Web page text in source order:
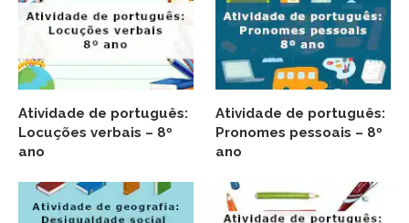
Atividade de português:
Locuções verbais – 8º
ano
Atividade de português:
Pronomes pessoais – 8º
ano